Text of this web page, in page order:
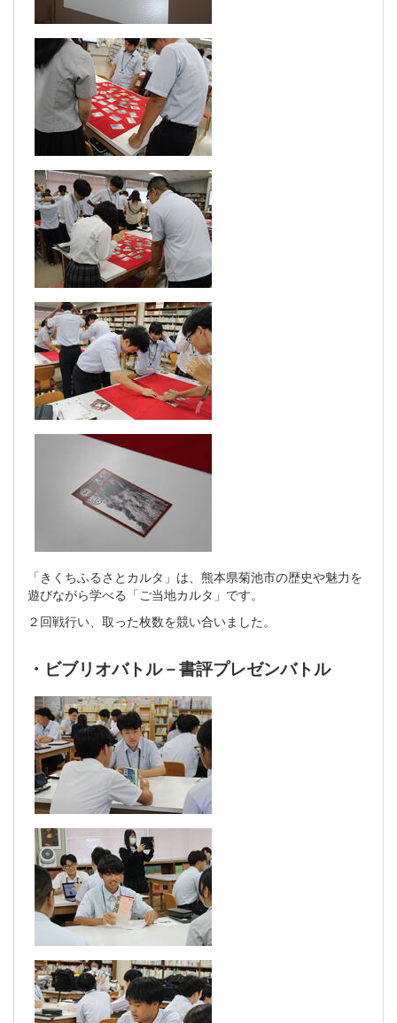
「きくちふるさとカルタ」は、熊本県菊池市の歴史や魅力を
遊びながら学べる「ご当地カルタ」です。
２回戦行い、取った枚数を競い合いました。
・ビブリオバトル－書評プレゼンバトル